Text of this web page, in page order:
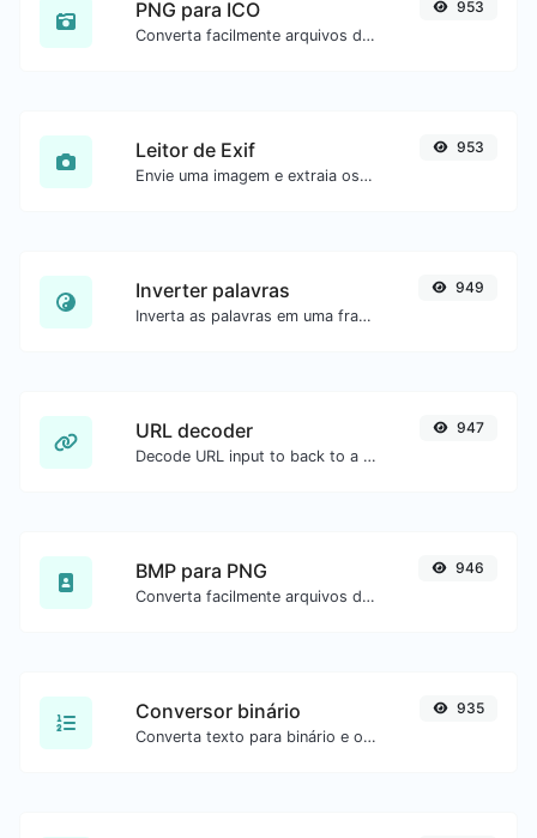
PNG para ICO
Converta facilmente arquivos de imagem PNG para ICO.
953
Leitor de Exif
Envie uma imagem e extraia os dados.
953
Inverter palavras
Inverta as palavras em uma frase ou parágrafo com facilidade.
949
URL decoder
Decode URL input to back to a normal string.
947
BMP para PNG
Converta facilmente arquivos de imagem BMP para PNG.
946
Conversor binário
Converta texto para binário e o contrário para qualquer entrada de string.
935